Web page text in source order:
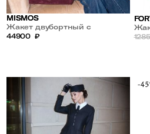
MISMOS
Жакет двубортный с
метталическими пуговицами
44900 ₽
-